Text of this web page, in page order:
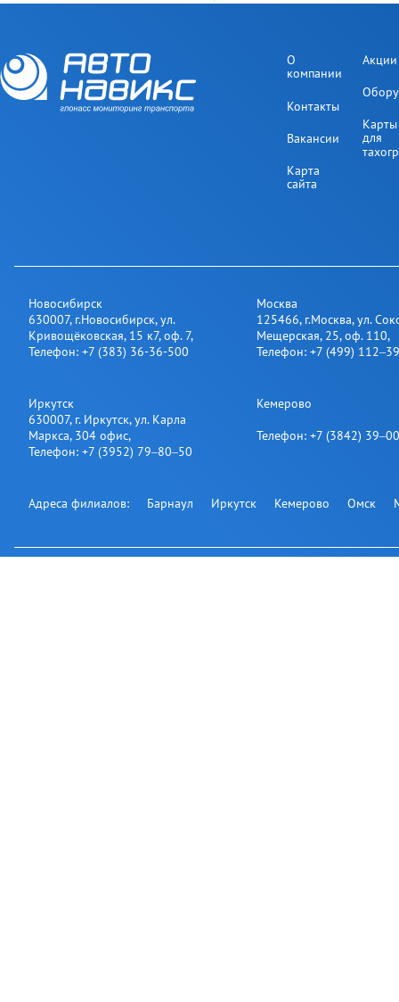
О
компании
Контакты
Вакансии
Карта
сайта
Акции
Карты
для
Новосибирск
630007, г.Новосибирск,ул.
Кривощёковская, 15 к7, оф. 7,
Телефон: +7 (383) 36-36-500
Москва
125466, г.Москва,ул.
Мещерская, 25​, оф. 110,
Телефон: +7 (499)
Иркутск
630007, г. Иркутск,ул. Карла
Маркса, 304 офис,
Телефон: +7 (3952) 79‒80‒50
Кемерово
Телефон: +7 (3842)
Адреса филиалов: Барнаул Иркутск Кемерово Омск